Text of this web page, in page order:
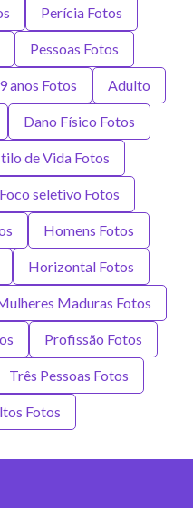
Perícia Fotos
Pessoas Fotos
anos Fotos Adulto
Dano Físico Fotos
de Vida Fotos
Foco seletivo Fotos
Homens Fotos
Horizontal Fotos
Maduras Fotos
Profissão Fotos
Três Pessoas Fotos
Fotos